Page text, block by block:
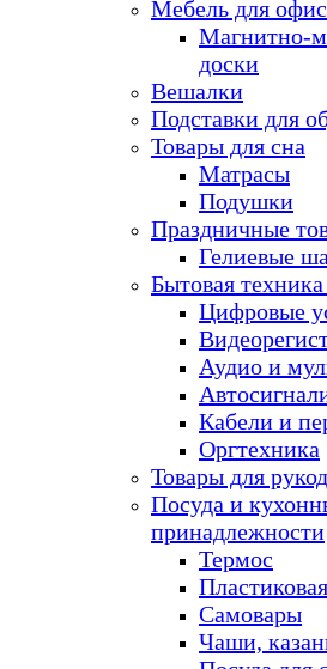
Мебель для
Магнитно-
доски
Вешалки
Подставки для
Товары для сна
Матрасы
Подушки
Праздничные
Гелиевые
Бытовая
Цифровые
Аудио и
Кабели и
Оргтехника
Товары для
Посуда и
принадлежности
Термос
Самовары
Чаши,